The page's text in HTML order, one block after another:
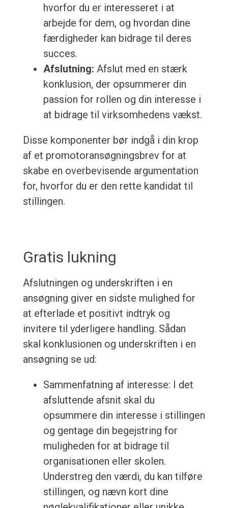
hvorfor du er interesseret i at
arbejde for dem, og hvordan dine
færdigheder kan bidrage til deres
succes.
Afslutning: Afslut med en stærk
konklusion, der opsummerer din
passion for rollen og din interesse i
at bidrage til virksomhedens vækst.
Disse komponenter bør indgå i din krop
af et promotoransøgningsbrev for at
skabe en overbevisende argumentation
for, hvorfor du er den rette kandidat til
stillingen.
Gratis lukning
Afslutningen og underskriften i en
ansøgning giver en sidste mulighed for
at efterlade et positivt indtryk og
invitere til yderligere handling. Sådan
skal konklusionen og underskriften i en
ansøgning se ud:
Sammenfatning af interesse: I det
afsluttende afsnit skal du
opsummere din interesse i stillingen
og gentage din begejstring for
muligheden for at bidrage til
organisationen eller skolen.
Understreg den værdi, du kan tilføre
stillingen, og nævn kort dine